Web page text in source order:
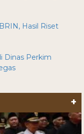
Hasil Riset
Dinas Perkim
+